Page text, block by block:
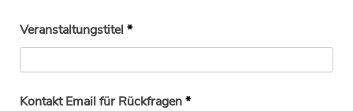
Veranstaltungstitel*
Kontakt Email für Rückfragen*